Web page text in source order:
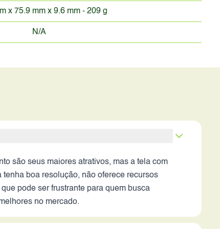
x 75.9 mm x 9.6 mm - 209 g
N/A
são seus maiores atrativos, mas a tela com
boa resolução, não oferece recursos
pode ser frustrante para quem busca
no mercado.